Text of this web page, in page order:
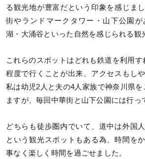
る観光地が豊富だという印象を感じま
街やランドマークタワー・山下公園が
湖・大涌谷といった自然を感じられる観
これらのスポットはどれも鉄道を利用
程度で行くことが出来、アクセスもし
私は幼児2人と夫の4人家族で神奈川県
ますが、毎回中華街と山下公園には行っ
どちらも徒歩圏内でいて、道中は外国
という観光スポットもある為、時間を
事なく楽しく時間を過ごせました。